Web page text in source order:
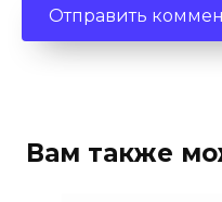
Вам также